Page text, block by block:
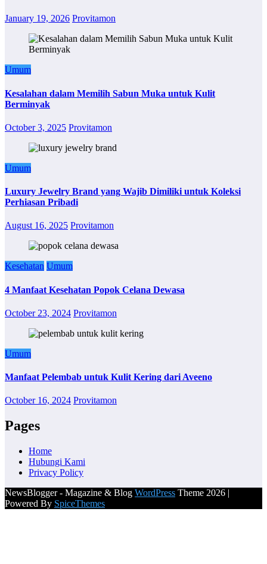
January 19, 2026 Provitamon
Umum
Kesalahan dalam Memilih Sabun Muka untuk Kulit
Berminyak
October 3, 2025 Provitamon
Umum
Luxury Jewelry Brand yang Wajib Dimiliki untuk Koleksi
Perhiasan Pribadi
August 16, 2025 Provitamon
Kesehatan Umum
4 Manfaat Kesehatan Popok Celana Dewasa
October 23, 2024 Provitamon
Umum
Manfaat Pelembab untuk Kulit Kering dari Aveeno
October 16, 2024 Provitamon
Pages
Home
Hubungi Kami
Privacy Policy
NewsBlogger - Magazine & Blog WordPress Theme 2026 |
Powered By SpiceThemes